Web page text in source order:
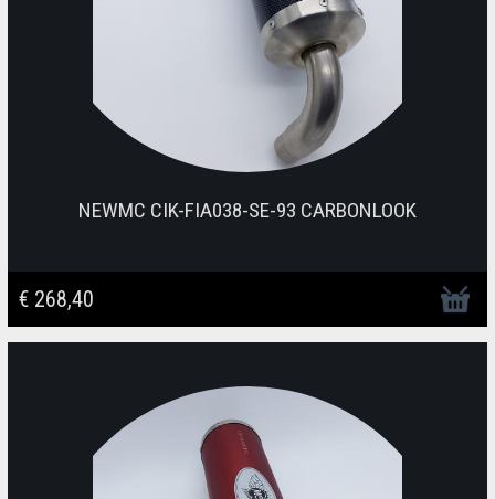
NEWMC CIK-FIA038-SE-93 CARBONLOOK
€ 268,40